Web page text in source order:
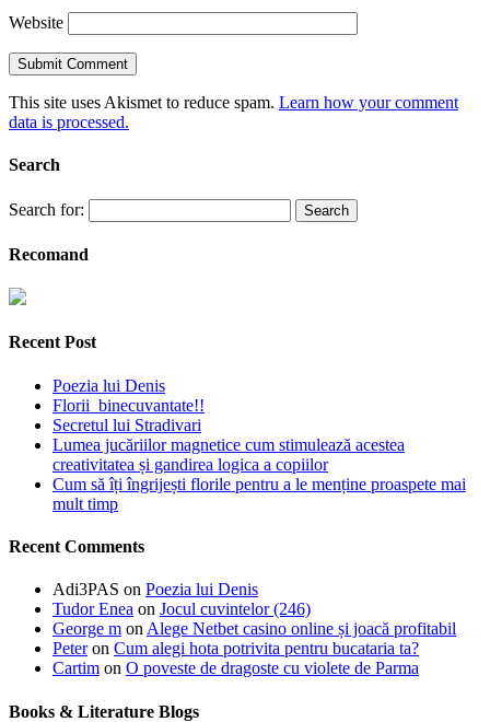
Website
This site uses Akismet to reduce spam. Learn how your comment
data is processed.
Search
Search for:
Recomand
Recent Post
Poezia lui Denis
Florii binecuvantate!!
Secretul lui Stradivari
Lumea jucăriilor magnetice cum stimulează acestea
creativitatea și gandirea logica a copiilor
Cum să îți îngrijești florile pentru a le menține proaspete mai
mult timp
Recent Comments
Adi3PAS on Poezia lui Denis
Tudor Enea on Jocul cuvintelor (246)
George m on Alege Netbet casino online și joacă profitabil
Peteron Cum alegi hota potrivita pentru bucataria ta?
Cartim on O poveste de dragoste cu violete de Parma
Books & Literature Blogs